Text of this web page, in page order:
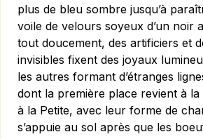
plus de bleu sombre jusqu’à
voile de velours soyeux d’un noir
tout doucement, des artificiers et
invisibles fixent des joyaux
les autres formant d’étranges
dont la première place revient à la
à la Petite, avec leur forme de
s’appuie au sol après que les